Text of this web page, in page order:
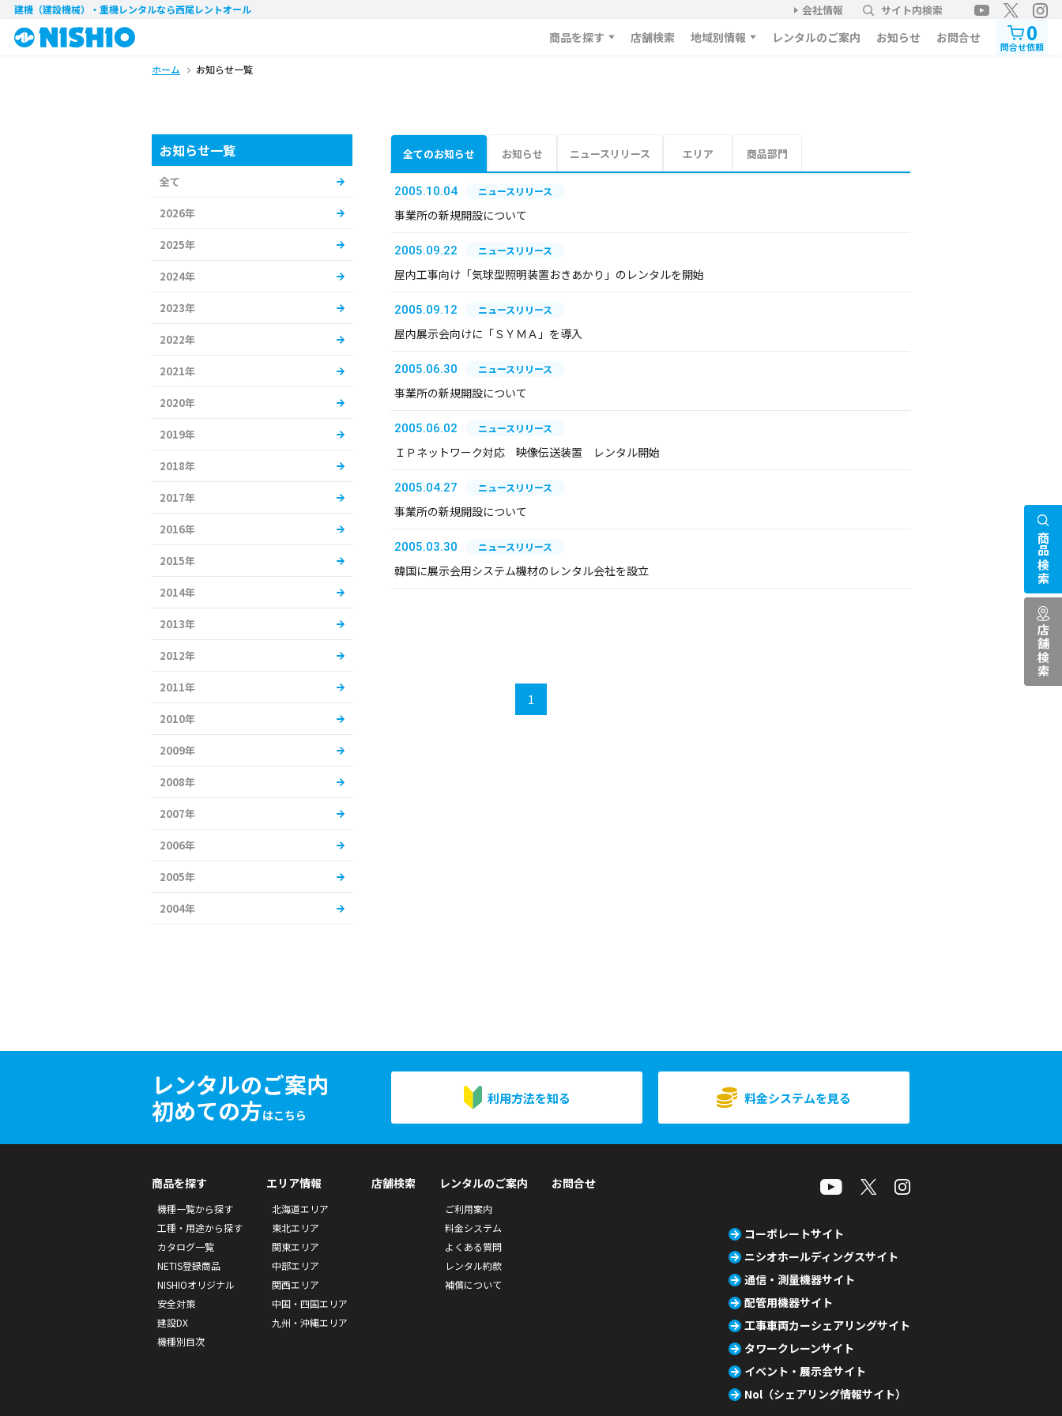
建機（建設機械）・重機レンタルなら西尾レントオール 会社情報 サイト内検索
商品を探す 店舗検索 地域別情報 レンタルのご案内 お知らせ お問合せ 0
問合せ依頼
ホーム お知らせ一覧
全てのお知らせ お知らせ ニュースリリース エリア 商品部門
2005.10.04 ニュースリリース
事業所の新規開設について
2005.09.22 ニュースリリース
屋内工事向け「気球型照明装置おきあかり」のレンタルを開始
2005.09.12 ニュースリリース
屋内展示会向けに「ＳＹＭＡ」を導入
2005.06.30 ニュースリリース
事業所の新規開設について
2005.06.02 ニュースリリース
ＩＰネットワーク対応 映像伝送装置 レンタル開始
2005.04.27 ニュースリリース
事業所の新規開設について
2005.03.30 ニュースリリース
韓国に展示会用システム機材のレンタル会社を設立
1
お知らせ一覧
全て
2026年
2025年
2024年
2023年
2022年
2021年
2020年
2019年
2018年
2017年
2016年
2015年
2014年
2013年
2012年
2011年
2010年
2009年
2008年
2007年
2006年
2005年
2004年
レンタルのご案内
初めての方はこちら
利用方法を知る 料金システムを見る
商品検索
店舗検索
商品を探す
機種一覧から探す
工種・用途から探す
カタログ一覧
NETIS登録商品
NISHIOオリジナル
安全対策
建設DX
機種別目次
エリア情報
北海道エリア
東北エリア
関東エリア
中部エリア
関西エリア
中国・四国エリア
九州・沖縄エリア
店舗検索 レンタルのご案内
ご利用案内
料金システム
よくある質問
レンタル約款
補償について
お問合せ
コーポレートサイト
ニシオホールディングスサイト
通信・測量機器サイト
配管用機器サイト
工事車両カーシェアリングサイト
タワークレーンサイト
イベント・展示会サイト
Nol（シェアリング情報サイト）